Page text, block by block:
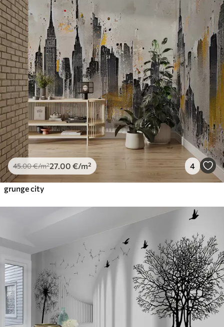
45.00€/m²27.00 €/m² 4
grunge city